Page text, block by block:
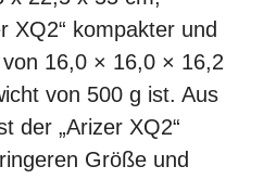
XQ2“ kompakter und
16,0 × 16,0 × 16,2
von 500 g ist. Aus
der „Arizer XQ2“
Größe und